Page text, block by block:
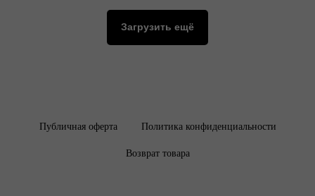
Загрузить ещё
Публичная оферта Политика конфиденциальности
Возврат товара